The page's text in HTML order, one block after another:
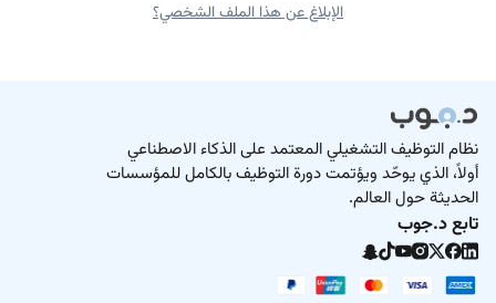
الإبلاغ عن هذا الملف الشخصي؟
نظام التوظيف التشغيلي المعتمد على الذكاء الاصطناعي
أولاً، الذي يوحّد ويؤتمت دورة التوظيف بالكامل للمؤسسات
الحديثة حول العالم.
تابع د.جوب